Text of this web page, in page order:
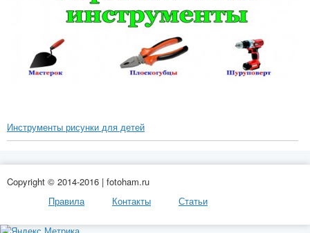
Инструменты рисунки для детей
Copyright © 2014-2016 | fotoham.ru
Правила
Контакты Статьи